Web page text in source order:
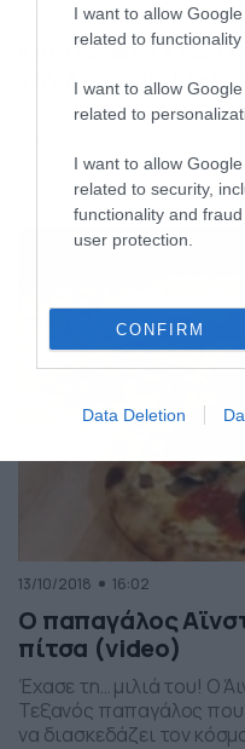
I want to allow
related to
I want to allow
related to
I want to allow
related to security,
functionality and
user protection.
CONFIRM
Data Deletion
23/02/2019 14:49
Κοριτσάκι 3 ετών
τον Αϊνστάιν!
Θεωρείται το
– Dew συγκαταλέγεται
κλαμπ, καθώς
λόγω της εγκεφαλικής
έχει καταφέρει να
13/10/2018 16:02
Ο παπαγάλος
πίτσα (video)
Έχασε τη… μιλιά του! Ο
Τεξανός παπαγάλος που
να διασκεδάζει τον